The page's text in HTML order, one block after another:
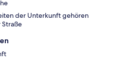
der Unterkunft gehören
Straße